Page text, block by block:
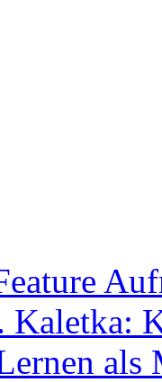
als